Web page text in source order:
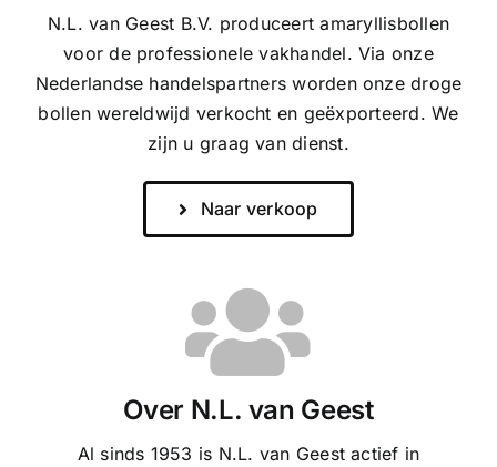
N.L. van Geest B.V. produceert amaryllisbollen
voor de professionele vakhandel. Via onze
Nederlandse handelspartners worden onze droge
bollen wereldwijd verkocht en geëxporteerd. We
zijn u graag van dienst.
Naar verkoop
Over N.L. van Geest
Al sinds 1953 is N.L. van Geest actief in